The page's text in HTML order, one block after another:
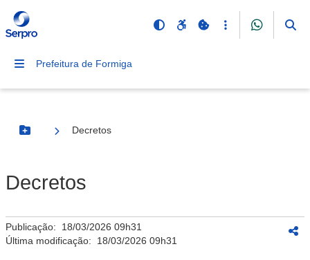
Prefeitura de Formiga
Botão Menu
Decretos
Decretos
Publicação: 18/03/2026 09h31
Última modificação: 18/03/2026 09h31